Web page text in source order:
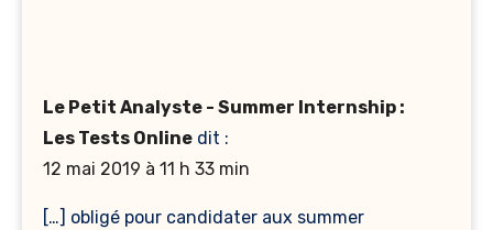
Le Petit Analyste - Summer Internship :
Les Tests Online dit :
12 mai 2019 à 11 h 33 min
[…] obligé pour candidater aux summer